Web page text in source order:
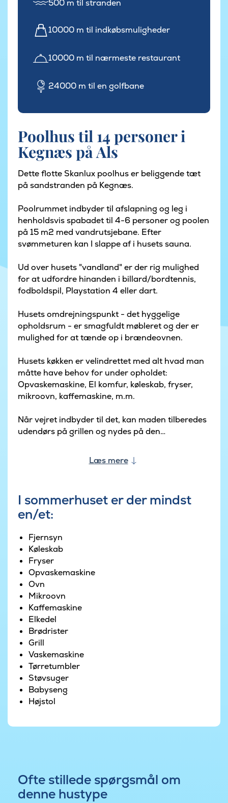
500 m til stranden
10000 m til indkøbsmuligheder
10000 m til nærmeste restaurant
24000 m til en golfbane
Poolhus til 14 personer i
Kegnæs på Als
Dette flotte Skanlux poolhus er beliggende tæt
på sandstranden på Kegnæs.
Poolrummet indbyder til afslapning og leg i
henholdsvis spabadet til 4-6 personer og poolen
på 15 m2 med vandrutsjebane. Efter
svømmeturen kan I slappe af i husets sauna.
Ud over husets "vandland" er der rig mulighed
for at udfordre hinanden i billard/bordtennis,
fodboldspil, Playstation 4 eller dart.
Husets omdrejningspunkt - det hyggelige
opholdsrum - er smagfuldt møbleret og der er
mulighed for at tænde op i brændeovnen.
Husets køkken er velindrettet med alt hvad man
måtte have behov for under opholdet:
Opvaskemaskine, El komfur, køleskab, fryser,
mikroovn, kaffemaskine, m.m.
Når vejret indbyder til det, kan maden tilberedes
udendørs på grillen og nydes på den
Læs mere
I sommerhuset er der mindst
en/et:
Fjernsyn
Køleskab
Fryser
Opvaskemaskine
Ovn
Mikroovn
Kaffemaskine
Elkedel
Brødrister
Grill
Vaskemaskine
Tørretumbler
Støvsuger
Babyseng
Højstol
Ofte stillede spørgsmål om
denne hustype